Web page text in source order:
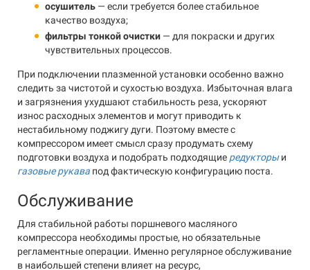
осушитель — если требуется более стабильное
качество воздуха;
фильтры тонкой очистки — для покраски и других
чувствительных процессов.
При подключении плазменной установки особенно важно
следить за чистотой и сухостью воздуха. Избыточная влага
и загрязнения ухудшают стабильность реза, ускоряют
износ расходных элементов и могут приводить к
нестабильному поджигу дуги. Поэтому вместе с
компрессором имеет смысл сразу продумать схему
подготовки воздуха и подобрать подходящие редукторыи
газовые рукава под фактическую конфигурацию поста.
Обслуживание
Для стабильной работы поршневого масляного
компрессора необходимы простые, но обязательные
регламентные операции. Именно регулярное обслуживание
в наибольшей степени влияет на ресурс,